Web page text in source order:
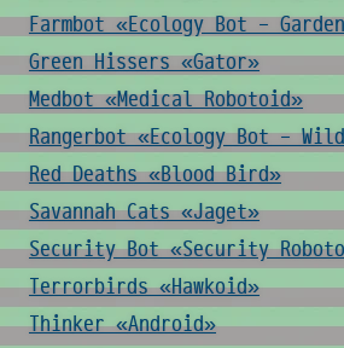
Farmbot «Ecology Bot -
Green Hissers «Gator»
Medbot «Medical Robotoid»
Rangerbot «Ecology Bot -
Red Deaths «Blood Bird»
Savannah Cats «Jaget»
Security Bot «Security
Terrorbirds «Hawkoid»
Thinker «Android»